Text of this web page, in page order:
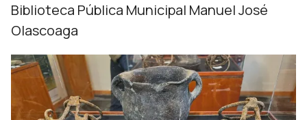
Biblioteca Pública Municipal Manuel José
Olascoaga